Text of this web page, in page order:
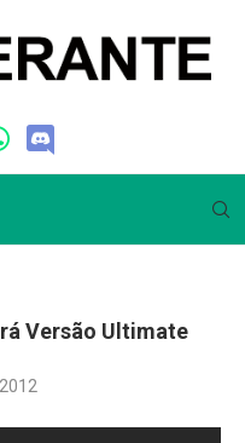
Versão Ultimate